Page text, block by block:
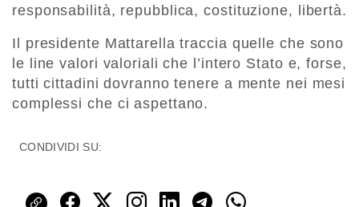
responsabilità, repubblica, costituzione, libertà.
Il presidente Mattarella traccia quelle che sono
le line valori valoriali che l’intero Stato e, forse,
tutti cittadini dovranno tenere a mente nei mesi
complessi che ci aspettano.
CONDIVIDI SU: